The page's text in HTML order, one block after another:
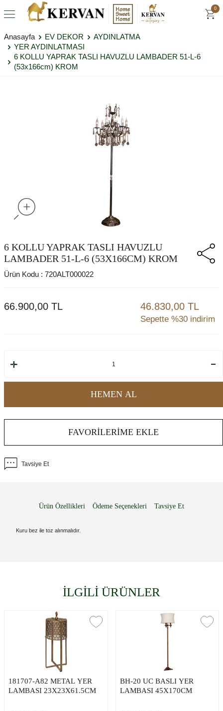
0
Anasayfa EV DEKOR
AYDINLATMA
YER AYDINLATMASI
6 KOLLU YAPRAK TASLI HAVUZLU LAMBADER 51-L-6
(53x166cm) KROM
6 KOLLU YAPRAK TASLI HAVUZLU
LAMBADER 51-L-6 (53X166CM) KROM
Ürün Kodu : 720ALT000022
66.900,00 TL 46.830,00 TL
Sepette %30 indirim
HEMEN AL
FAVORILERIME EKLE
Tavsiye Et
Ürün Özellikleri Ödeme Seçenekleri Tavsiye Et
Kuru bez ile toz alınmalıdır.
İLGİLİ ÜRÜNLER
181707-A82 METAL YER
LAMBASI 23X23X61.5CM
BH-20 UC BASLI YER
LAMBASI 45X170CM